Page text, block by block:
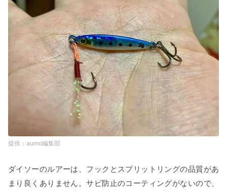
aumo編集部
ダイソーのルアーは、フックとスプリットリングの品質があ
まり良くありません。サビ防止のコーティングがないので、